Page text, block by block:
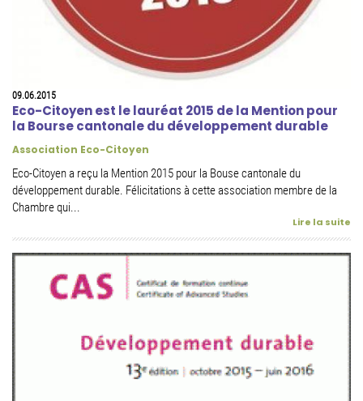
09.06.2015
Eco-Citoyen est le lauréat 2015 de la Mention pour
la Bourse cantonale du développement durable
Association Eco-Citoyen
Eco-Citoyen a reçu la Mention 2015 pour la Bouse cantonale du
développement durable. Félicitations à cette association membre de la
Chambre qui...
Lire la suite